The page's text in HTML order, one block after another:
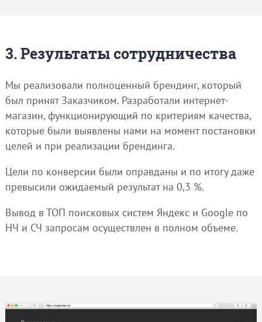
3. Результаты сотрудничества
Мы реализовали полноценный брендинг, который
был принят Заказчиком. Разработали интернет-
магазин, функционирующий по критериям качества,
которые были выявлены нами на момент постановки
целей и при реализации брендинга.
Цели по конверсии были оправданы и по итогу даже
превысили ожидаемый результат на 0,3 %.
Вывод в ТОП поисковых систем Яндекс и Google по
НЧ и СЧ запросам осуществлен в полном объеме.